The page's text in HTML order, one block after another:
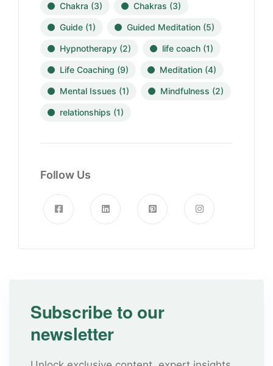
Chakra (3) Chakras (3)
Guide (1) Guided Meditation (5)
Hypnotherapy (2) life coach (1)
Life Coaching (9) Meditation (4)
Mental Issues (1) Mindfulness (2)
relationships (1)
Follow Us
Subscribe to our
newsletter